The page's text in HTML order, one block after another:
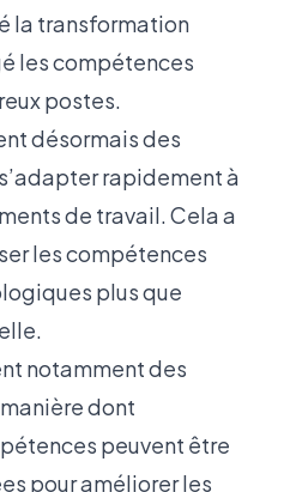
la transformation
les compétences
postes.
désormais des
rapidement à
de travail. Cela a
les compétences
plus que
notamment des
dont
peuvent être
pour améliorer les